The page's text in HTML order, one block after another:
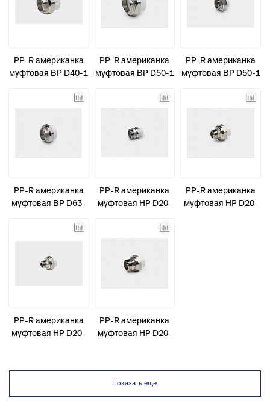
PP-R американка
муфтовая ВР D40-1
PP-R американка
муфтовая ВР D50-1
PP-R американка
муфтовая ВР D50-1
PP-R американка
муфтовая ВР D63-
PP-R американка
муфтовая НР D20-
PP-R американка
муфтовая НР D20-
PP-R американка
муфтовая НР D20-
PP-R американка
муфтовая НР D20-
Показать еще